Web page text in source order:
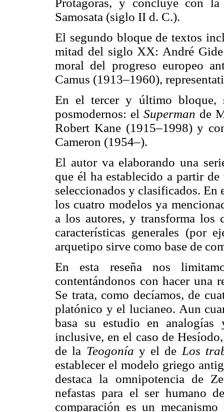
Samosata (siglo II d. C.).
El segundo bloque de textos
mitad del siglo XX: André
moral del progreso europeo
Camus (1913–1960),
En el tercer y último bloque,
posmodernos: elSuperman de
Robert Kane (1915–1998) y
Cameron (1954–).
El autor va elaborando una
que él ha establecido a partir
seleccionados y clasificados. En
los cuatro modelos ya
a los autores, y transforma los
características generales (por
arquetipo sirve como base de
En esta reseña nos
contentándonos con hacer una
Se trata, como decíamos, de
platónico y el lucianeo. Aun
basa su estudio en analogías
inclusive, en el caso de
de la Teogonía y el deLos
establecer el modelo griego
destaca la omnipotencia de
nefastas para el ser humano
comparación es un